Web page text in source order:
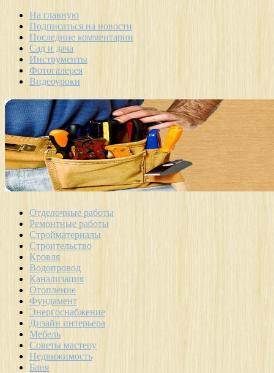
На главную
Подписаться на новости
Последние комментарии
Сад и дача
Инструменты
Фотогалерея
Видеоуроки
Отделочные работы
Ремонтные работы
Стройматериалы
Строительство
Кровля
Водопровод
Канализация
Отопление
Фундамент
Энергоснабжение
Дизайн интерьера
Мебель
Советы мастеру
Недвижимость
Баня